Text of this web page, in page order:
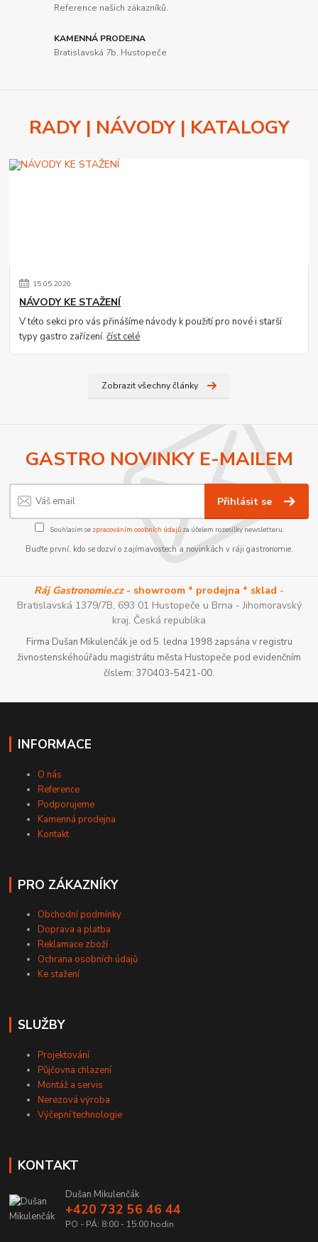
Reference našich zákazníků.
KAMENNÁ PRODEJNA
Bratislavská 7b, Hustopeče
RADY | NÁVODY | KATALOGY
15.05.2020
NÁVODY KE STAŽENÍ
V této sekci pro vás přinášíme návody k použití pro nové i starší
typy gastro zařízení.číst celé
Zobrazit všechny články
GASTRO NOVINKY E-MAILEM
Přihlásit se
Souhlasím se zpracováním osobních údajůza účelem rozesílky newsletteru.
Buďte první, kdo se dozví o zajímavostech a novinkách v ráji gastronomie.
Ráj Gastronomie.cz- showroom * prodejna * sklad -
Bratislavská 1379/7B, 693 01 Hustopeče u Brna - Jihomoravský
kraj, Česká republika
Firma Dušan Mikulenčák je od 5. ledna 1998 zapsána v registru
živnostenskéhoúřadu magistrátu města Hustopeče pod evidenčním
číslem: 370403-5421-00.
INFORMACE
O nás
Reference
Podporujeme
Kamenná prodejna
Kontakt
PRO ZÁKAZNÍKY
Obchodní podmínky
Doprava a platba
Reklamace zboží
Ochrana osobních údajů
Ke stažení
SLUŽBY
Projektování
Půjčovna chlazení
Montáž a servis
Nerezová výroba
Výčepní technologie
KONTAKT
Dušan Mikulenčák
+420 732 56 46 44
PO - PÁ: 8:00 - 15:00 hodin